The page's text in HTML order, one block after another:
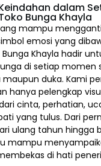
dalam
Bunga Khayla
mampu
emosi yang
Bunga Khayla hadir
di setiap momen
duka. Kami
hanya pelengkap
cinta, perhatian,
yang tulus. Dari
ulang tahun hingga
mampu
di hati